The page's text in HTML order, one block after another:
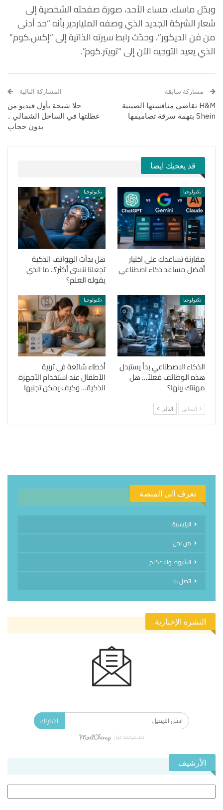
وبدّل ماسك، مساء الأحد، صورة صفحته الشخصية إلى
شعار الشركة الجديد الذي وصفه الملياردير بأنه “حد أدنى
من فن الديكور”، وحدّث رابط سيرته الذاتية إلى “إكس.كوم”
الذي يعيد التوجيه الآن إلى “تويتر.كوم”.
مشاركة سابقة
H&M تقاضي منافستها الصينية
Shein بتهمة سرقة تصاميمها
المشاركة التالية
حلا شيحة بأول فيديو من
عطلتها في الساحل الشمالي ..
بدون حجاب
قد يعجبك ايضا
تكنولوجيا
مقارنة تساعدك على اختيار
أفضل مساعد ذكاء اصطناعي
تكنولوجيا
هل بدأت الهواتف الذكية
تجعلنا ننسى أكثر؟.. ما الذي
يقوله العلم؟
تكنولوجيا
الذكاء الاصطناعي بدأ يستبدل
هذه الوظائف فعلاً… هل
مهنتك بينها؟
تكنولوجيا
أخطاء شائعة في تربية
الأطفال عند استخدام الأجهزة
الذكية… وكيف يمكن تجنبها
السابق التالي
تعرف الى المنصة
الرئيسية
من نحن
الشروط والاحكام
اتصل بنا
النشرة الإخبارية
اشتراك
مدعومة من
الأرشيف